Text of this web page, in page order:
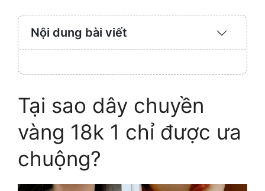
Nội dung bài viết
Expand
Tại sao dây chuyền
vàng 18k 1 chỉ được ưa
chuộng?